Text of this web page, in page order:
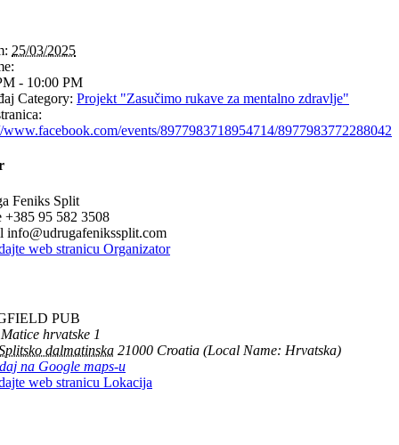
25/03/2025
- 10:00 PM
Category: Projekt "Zasučimo rukave za mentalno zdravlje"
www.facebook.com/events/8977983718954714/8977983772288042
Feniks Split
+385 95 582 3508
info@udrugafenikssplit.com
web stranicu Organizator
PUB
hrvatske 1
dalmatinska 21000 Croatia (Local Name: Hrvatska)
na Google maps-u
web stranicu Lokacija